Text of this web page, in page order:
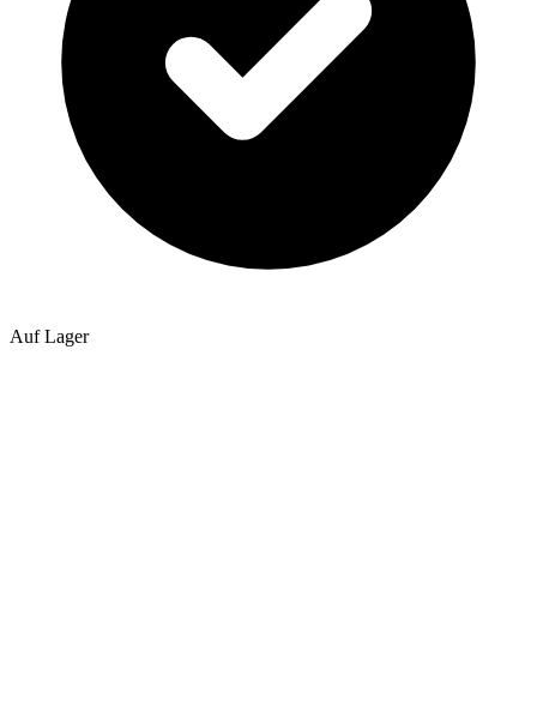
Auf Lager